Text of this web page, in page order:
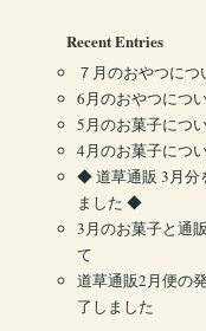
Recent Entries
７月のおやつにつ
6月のおやつにつ
5月のお菓子につ
4月のお菓子につ
◆ 道草通販 3月分
ました ◆
3月のお菓子と通
て
道草通販2月便の
了しました